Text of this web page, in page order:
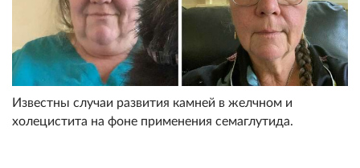
Известны случаи развития камней в желчном и
холецистита на фоне применения семаглутида.